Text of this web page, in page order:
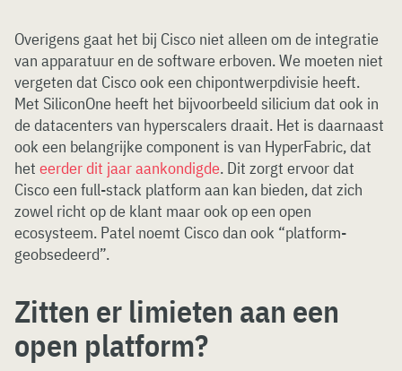
Overigens gaat het bij Cisco niet alleen om de integratie
van apparatuur en de software erboven. We moeten niet
vergeten dat Cisco ook een chipontwerpdivisie heeft.
Met SiliconOne heeft het bijvoorbeeld silicium dat ook in
de datacenters van hyperscalers draait. Het is daarnaast
ook een belangrijke component is van HyperFabric, dat
het eerder dit jaar aankondigde. Dit zorgt ervoor dat
Cisco een full-stack platform aan kan bieden, dat zich
zowel richt op de klant maar ook op een open
ecosysteem. Patel noemt Cisco dan ook “platform-
geobsedeerd”.
Zitten er limieten aan een
open platform?